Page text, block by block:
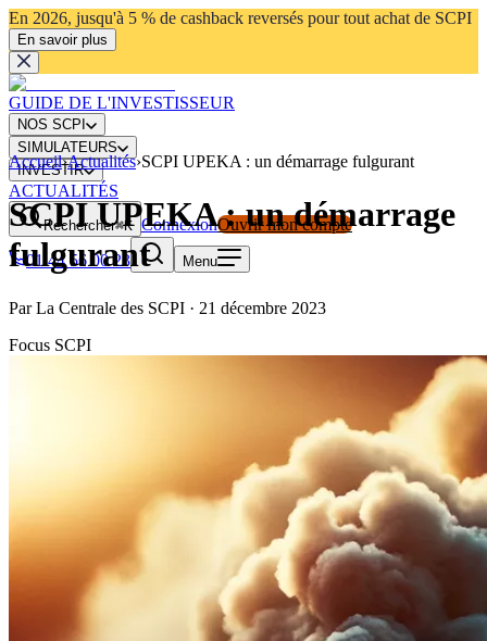
En 2026, jusqu'à 5 % de cashback reversés pour tout achat de SCPI
En savoir plus
GUIDE DE L'INVESTISSEUR
NOS SCPI
SIMULATEURS
INVESTIR
ACTUALITÉS
Rechercher⌘K ConnexionOuvrir mon compte
01 44 56 00 23
Menu
Accueil›Actualités›SCPI UPEKA : un démarrage fulgurant
SCPI UPEKA : un démarrage
fulgurant
Par La Centrale des SCPI · 21 décembre 2023
Focus SCPI